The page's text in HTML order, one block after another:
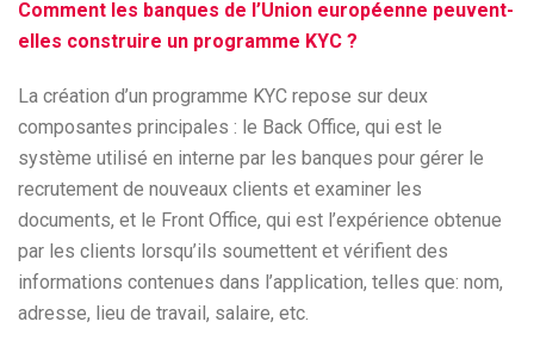
Comment les banques de l’Union européenne peuvent-
elles construire un programme KYC ?
La création d’un programme KYC repose sur deux
composantes principales : le Back Office, qui est le
système utilisé en interne par les banques pour gérer le
recrutement de nouveaux clients et examiner les
documents, et le Front Office, qui est l’expérience obtenue
par les clients lorsqu’ils soumettent et vérifient des
informations contenues dans l’application, telles que: nom,
adresse, lieu de travail, salaire, etc.